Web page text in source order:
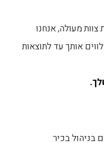
מעולה, אנחנו
אותך עד לתוצאות
בניהול בכיר